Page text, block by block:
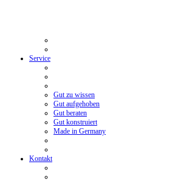
Service
Gut zu wissen
Gut aufgehoben
Gut beraten
Gut konstruiert
Made in Germany
Kontakt